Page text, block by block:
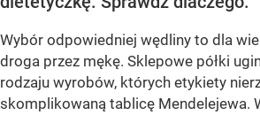
Wybór odpowiedniej wędliny to dla
droga przez mękę. Sklepowe półki
rodzaju wyrobów, których etykiety
skomplikowaną tablicę Mendelejewa.